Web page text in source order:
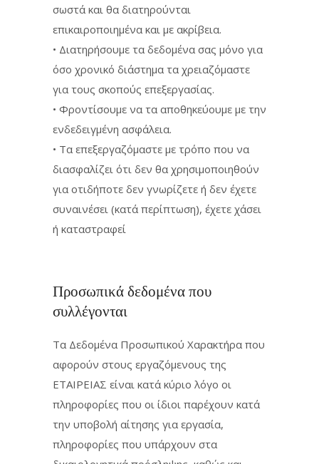
σωστά και θα διατηρούνται
επικαιροποιημένα και με ακρίβεια.
• Διατηρήσουμε τα δεδομένα σας μόνο για
όσο χρονικό διάστημα τα χρειαζόμαστε
για τους σκοπούς επεξεργασίας.
• Φροντίσουμε να τα αποθηκεύουμε με την
ενδεδειγμένη ασφάλεια.
• Τα επεξεργαζόμαστε με τρόπο που να
διασφαλίζει ότι δεν θα χρησιμοποιηθούν
για οτιδήποτε δεν γνωρίζετε ή δεν έχετε
συναινέσει (κατά περίπτωση), έχετε χάσει
ή καταστραφεί
Προσωπικά δεδομένα που
συλλέγονται
Τα Δεδομένα Προσωπικού Χαρακτήρα που
αφορούν στους εργαζόμενους της
ΕΤΑΙΡΕΙΑΣ είναι κατά κύριο λόγο οι
πληροφορίες που οι ίδιοι παρέχουν κατά
την υποβολή αίτησης για εργασία,
πληροφορίες που υπάρχουν στα